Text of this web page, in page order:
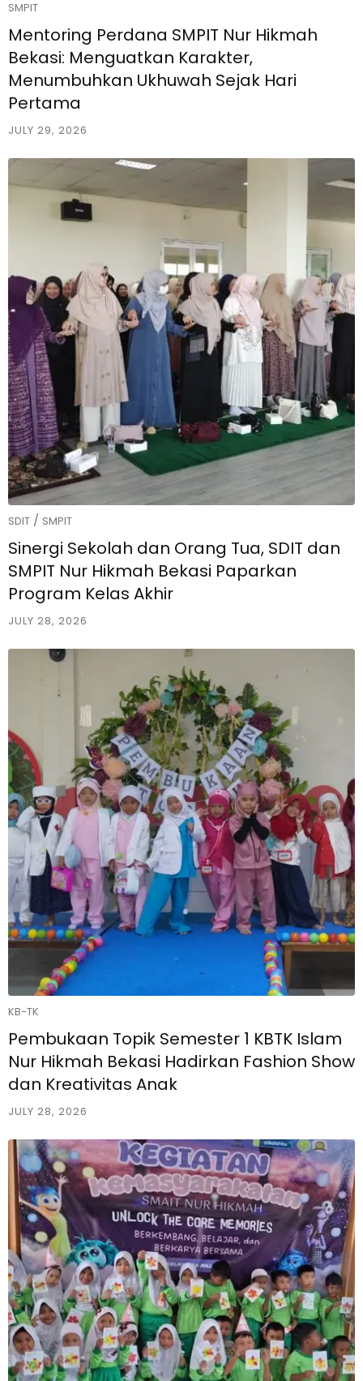
SMPIT
Mentoring Perdana SMPIT Nur Hikmah
Bekasi: Menguatkan Karakter,
Menumbuhkan Ukhuwah Sejak Hari
Pertama
JULY 29, 2026
SDIT / SMPIT
Sinergi Sekolah dan Orang Tua, SDIT dan
SMPIT Nur Hikmah Bekasi Paparkan
Program Kelas Akhir
JULY 28, 2026
KB-TK
Pembukaan Topik Semester 1 KBTK Islam
Nur Hikmah Bekasi Hadirkan Fashion Show
dan Kreativitas Anak
JULY 28, 2026